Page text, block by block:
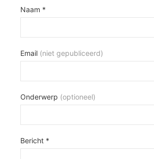
Naam *
Email (niet gepubliceerd)
Onderwerp (optioneel)
Bericht *